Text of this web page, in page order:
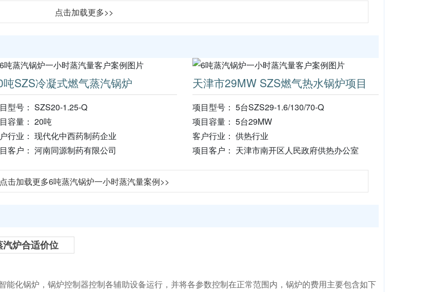
点击加载更多>>
吨SZS冷凝式燃气蒸汽锅炉
型号： SZS20-1.25-Q
容量： 20吨
行业： 现代化中西药制药企业
客户： 河南同源制药有限公司
天津市29MW SZS燃气热水锅炉项目
项目型号： 5台SZS29-1.6/130/70-Q
项目容量： 5台29MW
客户行业： 供热行业
项目客户： 天津市南开区人民政府供热办公室
点击加载更多6吨蒸汽锅炉一小时蒸汽量案例>>
炉合适价位
能化锅炉，锅炉控制器控制各辅助设备运行，并将各参数控制在正常范围内，锅炉的费用主要包含如下